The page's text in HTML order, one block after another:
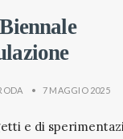
• 7 MAGGIO 2025
e di